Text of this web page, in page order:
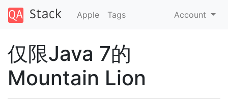
Apple Tags Account
仅限Java 7的
Mountain Lion